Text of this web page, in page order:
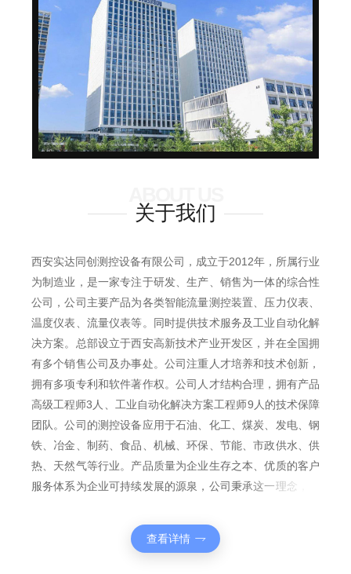
关于我们
西安实达同创测控设备有限公司，成立于2012年，所属行业
为制造业，是一家专注于研发、生产、销售为一体的综合性
公司，公司主要产品为各类智能流量测控装置、压力仪表、
温度仪表、流量仪表等。同时提供技术服务及工业自动化解
决方案。总部设立于西安高新技术产业开发区，并在全国拥
有多个销售公司及办事处。公司注重人才培养和技术创新，
拥有多项专利和软件著作权。公司人才结构合理，拥有产品
高级工程师3人、工业自动化解决方案工程师9人的技术保障
团队。公司的测控设备应用于石油、化工、煤炭、发电、钢
铁、冶金、制药、食品、机械、环保、节能、市政供水、供
热、天然气等行业。产品质量为企业生存之本、优质的客户
服务体系为企业可持续发展的源泉，公司秉承这一理念，建
查看详情